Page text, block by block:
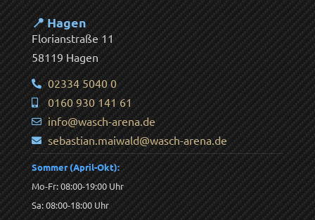
📍 Hagen
Florianstraße 11
58119 Hagen
02334 5040 0
0160 930 141 61
info@wasch-arena.de
sebastian.maiwald@wasch-arena.de
Sommer (April-Okt):
Mo-Fr: 08:00-19:00 Uhr
Sa: 08:00-18:00 Uhr